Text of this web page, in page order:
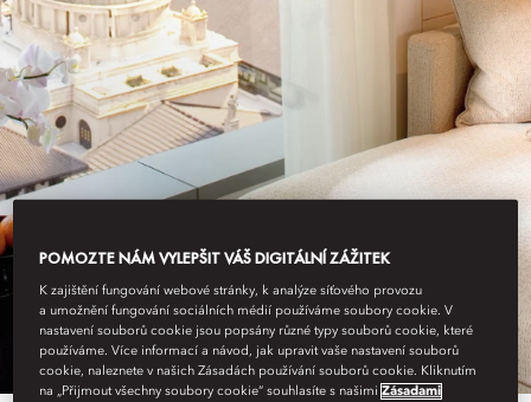
HONG KONG - MANDARIN ORIENTAL
FANTASTIC OFFERS
POMOZTE NÁM VYLEPŠIT VÁŠ DIGITÁLNÍ ZÁŽITEK
K zajištění fungování webové stránky, k analýze síťového provozu
a umožnění fungování sociálních médií používáme soubory cookie. V
nastavení souborů cookie jsou popsány různé typy souborů cookie, které
používáme. Více informací a návod, jak upravit vaše nastavení souborů
cookie, naleznete v našich Zásadách používání souborů cookie. Kliknutím
na „Přijmout všechny soubory cookie“ souhlasíte s našimiZásadami